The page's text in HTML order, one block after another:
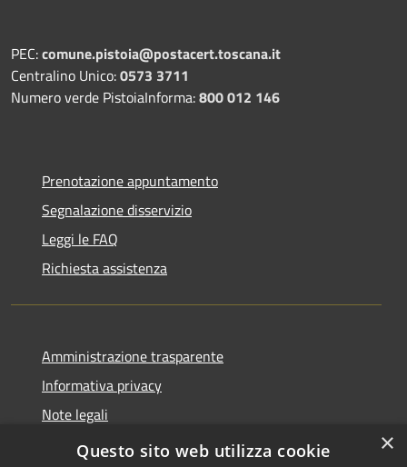
PEC:comune.pistoia@postacert.toscana.it
Centralino Unico:0573 3711
Numero verde PistoiaInforma:800 012 146
Prenotazione appuntamento
Segnalazione disservizio
Leggi le FAQ
Richiesta assistenza
Amministrazione trasparente
Informativa privacy
Note legali
Dichiarazione di accessibilità
×
Questo sito web utilizza cookie